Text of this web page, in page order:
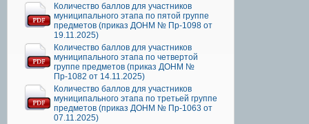
Количество баллов для участников
муниципального этапа по пятой группе
предметов (приказ ДОНМ № Пр-1098 от
19.11.2025)
Количество баллов для участников
муниципального этапа по четвертой
группе предметов (приказ ДОНМ №
Пр-1082 от 14.11.2025)
Количество баллов для участников
муниципального этапа по третьей группе
предметов (приказ ДОНМ № Пр-1063 от
07.11.2025)